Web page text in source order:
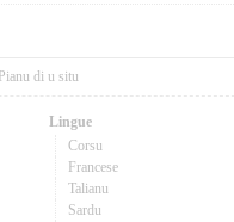
Pianu di u situ
Lingue
Corsu
Francese
Talianu
Sardu